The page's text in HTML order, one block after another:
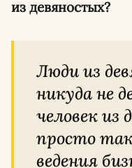
из девяностых?
Люди из девяностых, они же
никуда не
человек
просто
ведения